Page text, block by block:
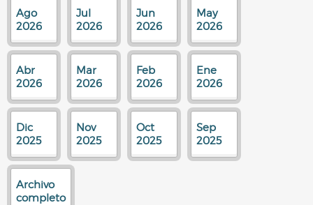
Ago
2026
Jul
2026
Jun
2026
May
2026
Abr
2026
Mar
2026
Feb
2026
Ene
2026
Dic
2025
Nov
2025
Oct
2025
Sep
2025
Archivo
completo